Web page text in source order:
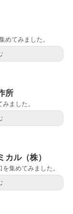
めてみました。
所
ました。
ル（株）
集めてみました。